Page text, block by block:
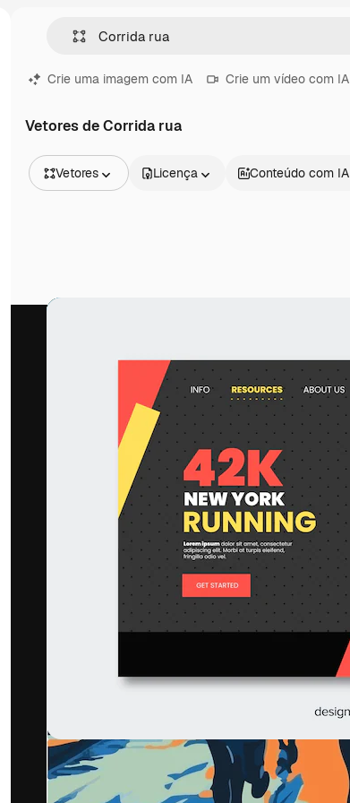
Crie uma imagem com IA Crie um vídeo com IA
Vetores de Corrida rua
Vetores
Vídeos
Licença Conteúdo com IA
A plataforma criativa para você direcionar
seu melhor trabalho. Mais de 1 milhão de
assinantes entre criativos, empresas,
agências e estúdios.
Português
Copyright © 2010-2026 Freepik Company S.L.U.